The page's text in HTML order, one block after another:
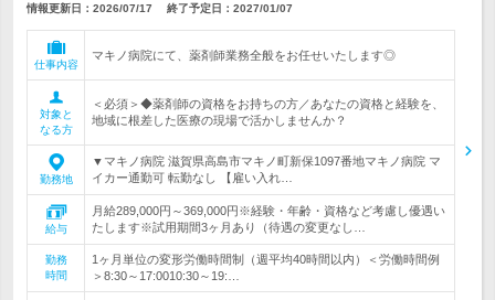
情報更新日：2026/07/17 終了予定日： 2027/01/07
仕事内容
マキノ病院にて、薬剤師業務全般をお任せいたします◎
対象と
なる方
＜必須＞◆薬剤師の資格をお持ちの方／あなたの資格と経験を、
地域に根差した医療の現場で活かしませんか？
勤務地
▼マキノ病院 滋賀県高島市マキノ町新保1097番地マキノ病院 マ
イカー通勤可 転勤なし 【雇い入れ…
給与
月給289,000円～369,000円※経験・年齢・資格など考慮し優遇い
たします※試用期間3ヶ月あり（待遇の変更なし…
勤務
時間
1ヶ月単位の変形労働時間制（週平均40時間以内）＜労働時間例
＞8:30～17:0010:30～19:…